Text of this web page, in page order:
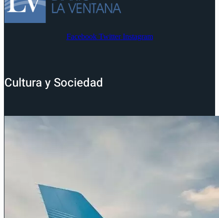
Facebook Twitter Instagram
Cultura y Sociedad